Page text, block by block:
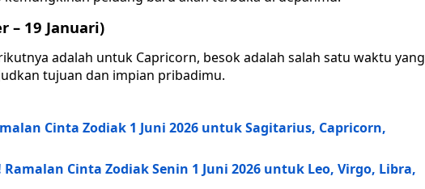
– 19 Januari)
adalah untuk Capricorn, besok adalah salah satu waktu yang
tujuan dan impian pribadimu.
Cinta Zodiak 1 Juni 2026 untuk Sagitarius, Capricorn,
Cinta Zodiak Senin 1 Juni 2026 untuk Leo, Virgo, Libra,